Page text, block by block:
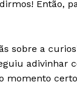
Então,
sobre a
adivinhar
momento